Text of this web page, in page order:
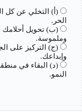
(أ) التخلي عن كل
الحر.
(ب) تحويل أحلامك
وملموسة.
(ج) التركيز على
وإبداعك.
(د) البقاء في
النمو.